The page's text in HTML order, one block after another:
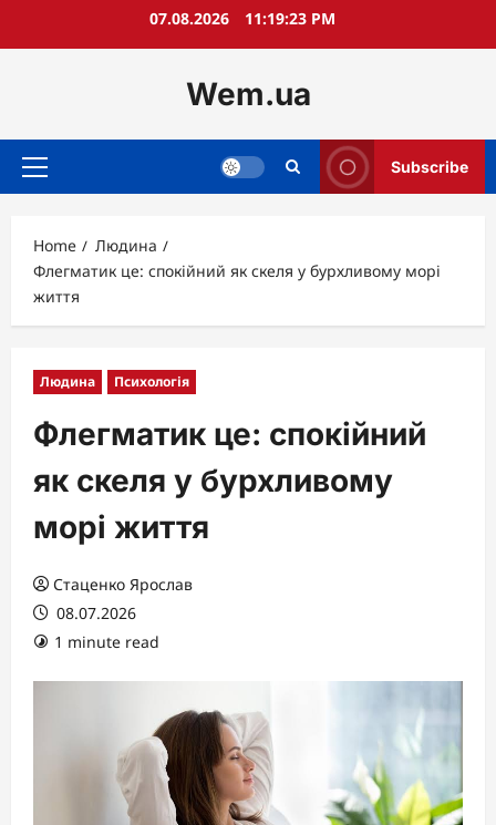
07.08.2026 11:19:24 PM
Wem.ua
Primary
Subscribe
Home
Людина
Флегматик це: спокійний як скеля у бурхливому морі
життя
Людина Психологія
Флегматик це: спокійний
як скеля у бурхливому
морі життя
Стаценко Ярослав
08.07.2026
1 minute read